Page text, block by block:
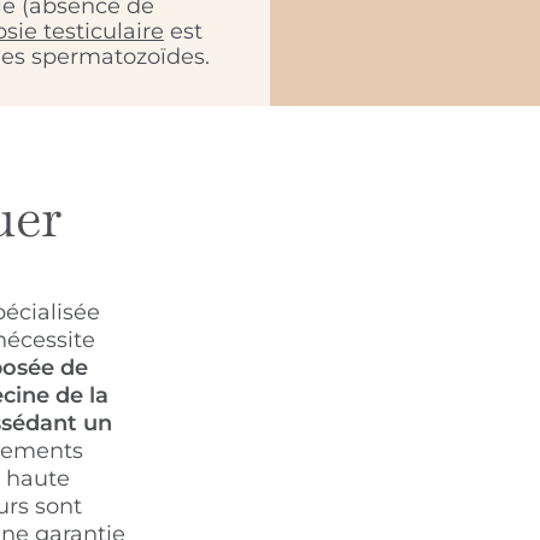
(absence de
testiculaire est
spermatozoïdes.
de
de la
un
haute
sont
garantie